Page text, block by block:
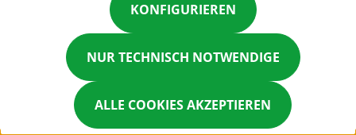
Bestellanfrage
NUR TECHNISCH NOTWENDIGE
KONFIGURIEREN
ALLE COOKIES AKZEPTIEREN